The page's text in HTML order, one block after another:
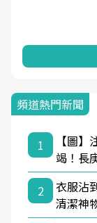
頻道熱門新聞
1
【圖
竭！長
2
衣服沾
清潔神